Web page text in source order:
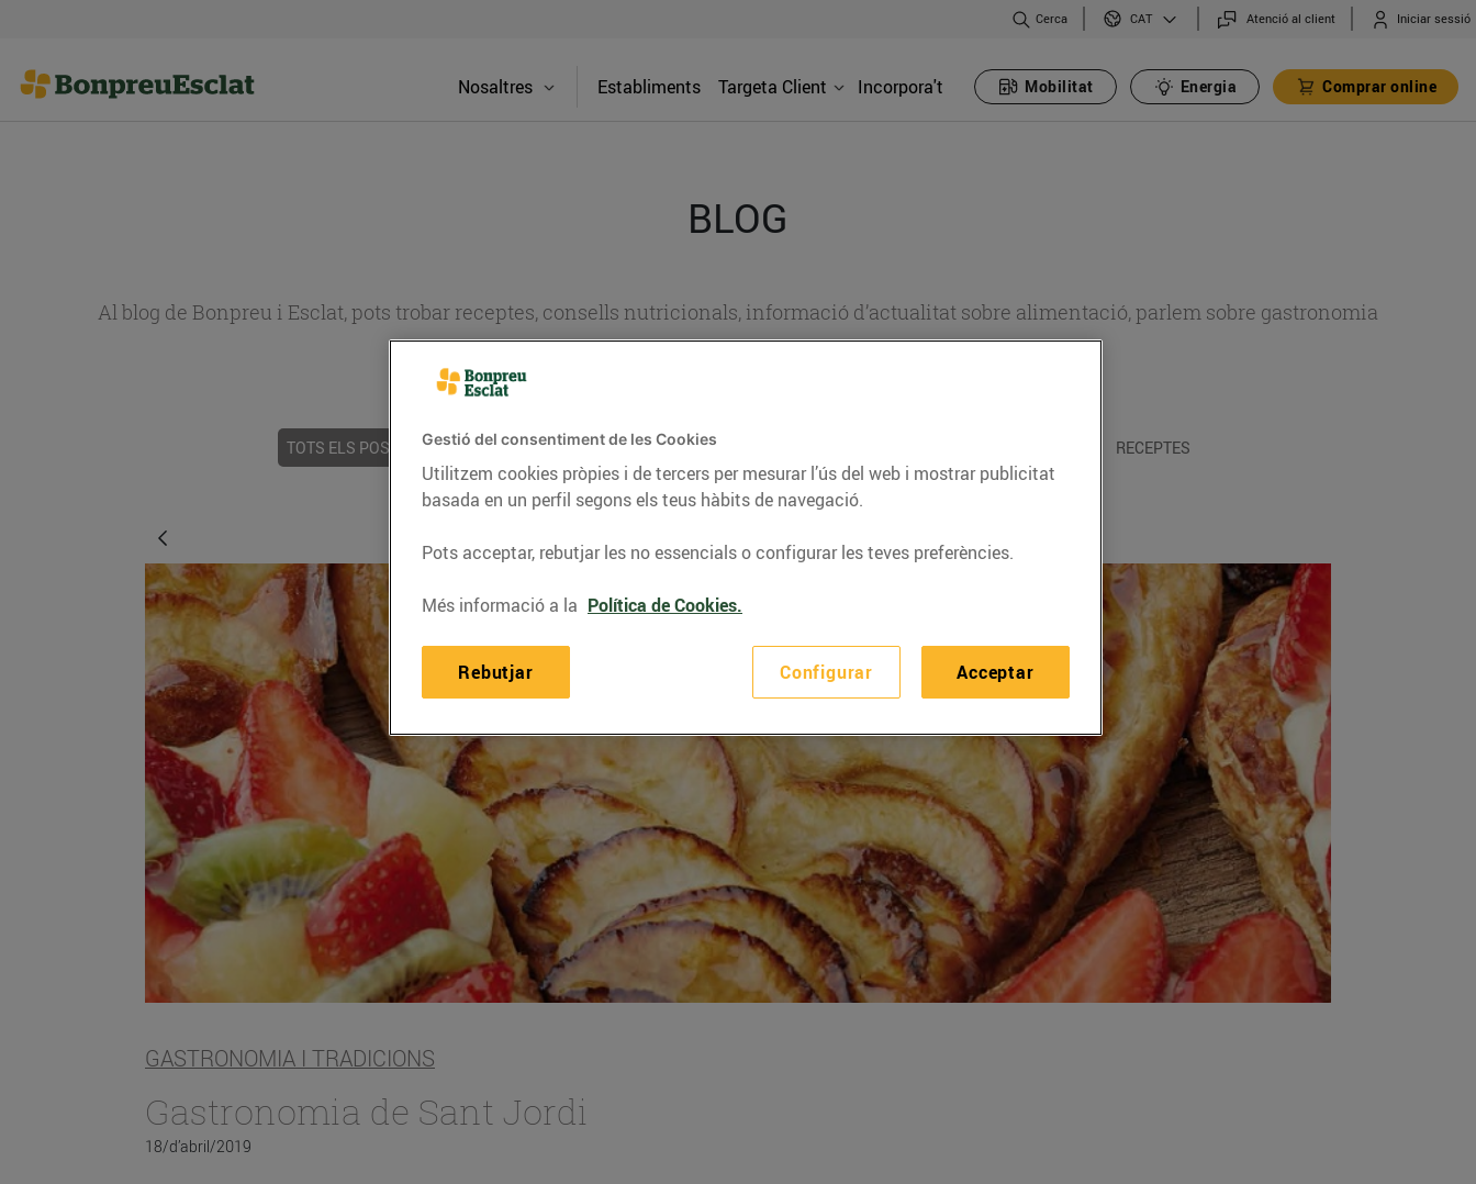
Cerca CAT Atenció al client Iniciar sessió
Nosaltres Establiments Targeta Client Incorpora't Mobilitat Energia Comprar online
BLOG
Al blog de Bonpreu i Esclat, pots trobar receptes, consells nutricionals, informació d’actualitat sobre alimentació, parlem sobre gastronomia
TOTS ELS POSTS ACTUALITAT CONSELLS I HÀBITS SALUDABLES RECEPTES
GASTRONOMIA I TRADICIONS
Gastronomia de Sant Jordi
18/d’abril/2019
Gestió del consentiment de les Cookies
Utilitzem cookies pròpies i de tercers per mesurar l’ús del web i mostrar publicitat
basada en un perfil segons els teus hàbits de navegació.
Pots acceptar, rebutjar les no essencials o configurar les teves preferències.
Més informació a la Política de Cookies.
Configurar
Rebutjar Acceptar